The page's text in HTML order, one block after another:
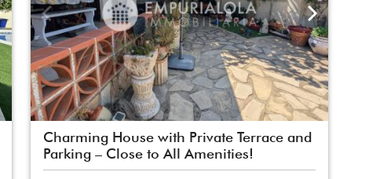
Charming House with Private Terrace and
Parking – Close to All Amenities!